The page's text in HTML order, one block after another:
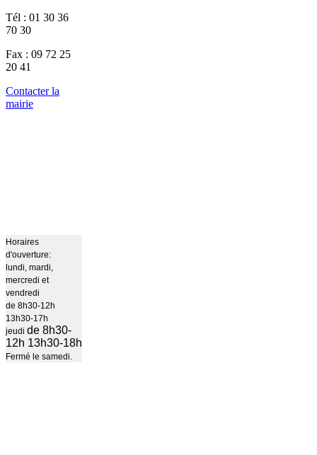
Tél : 01 30 36
70 30
Fax : 09 72 25
20 41
Contacter la
mairie
Horaires
d'ouverture:
lundi, mardi,
mercredi et
vendredi
de 8h30-12h
13h30-17h
jeudi de 8h30-
12h 13h30-18h
Fermé le samedi.